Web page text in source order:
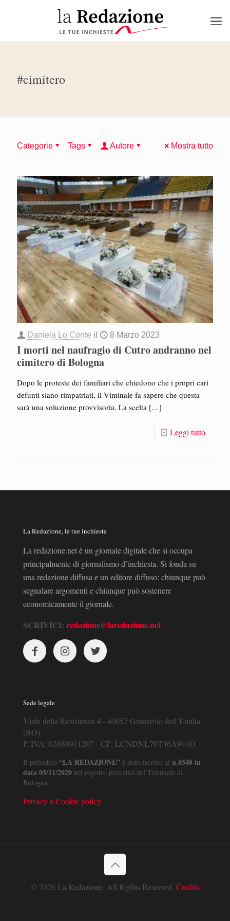
#cimitero
Categorie Tags Autore Mostra tutto
Daniela Lo Conte il 8 Marzo 2023
I morti nel naufragio di Cutro andranno nel
cimitero di Bologna
Dopo le proteste dei familiari che chiedono che i propri cari
defunti siano rimpatriati, il Viminale fa sapere che questa
sarà una soluzione provvisoria. La scelta […]
Leggi tutto
La Redazione, le tue inchieste
La redazione.net è un giornale digitale che si occupa
principalmente di giornalismo d’inchiesta. Si fonda su
una redazione diffusa e un editore diffuso: chiunque può
segnalare argomenti e chiunque può sostenere
economicamente il giornale.
SCRIVICI: redazione@laredazione.net
Sede legale
Viale della Resistenza 4 - 40057 Granarolo dell’Emilia
(BO)
P. IVA: 03888911207 - CF: LCNDNL70T46A944O
Il periodico “LA REDAZIONE” è stato iscritto al n.8548 in
data 05/11/2020 nel registro periodici del Tribunale di
Bologna.
Privacy e Cookie policy
© 2026 La Redazione. All Rights Reserved. Credits